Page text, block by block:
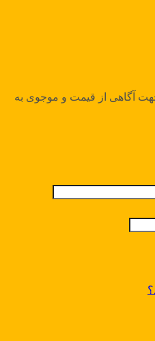
جهت آگاهی از قیمت و موجوی به